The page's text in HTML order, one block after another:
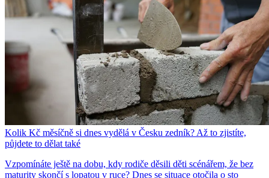
Kolik Kč měsíčně si dnes vydělá v Česku zedník? Až to zjistíte,
půjdete to dělat také
Vzpomínáte ještě na dobu, kdy rodiče děsili děti scénářem, že bez
maturity skončí s lopatou v ruce? Dnes se situace otočila o sto